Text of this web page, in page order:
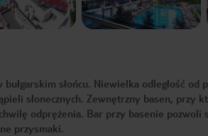
słońcu. Niewielka odległość od
słonecznych. Zewnętrzny basen, przy
odprężenia. Bar przy basenie pozwoli
przysmaki.